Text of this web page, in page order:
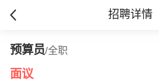
招聘详情
预算员/全职
面议